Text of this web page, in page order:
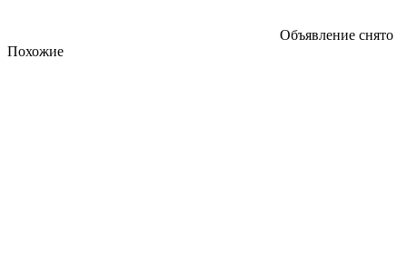
Объявление снято
Похожие